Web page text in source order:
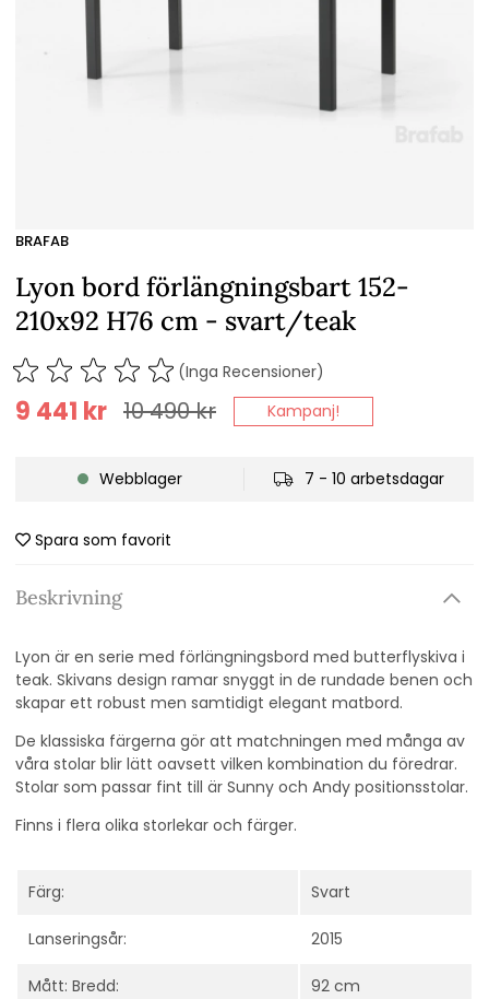
BRAFAB
Lyon bord förlängningsbart 152-
210x92 H76 cm - svart/teak
(Inga Recensioner)
10 490kr
9 441 kr Kampanj!
Webblager 7 - 10 arbetsdagar
Spara som favorit
Beskrivning
Lyon är en serie med förlängningsbord med butterflyskiva i
teak. Skivans design ramar snyggt in de rundade benen och
skapar ett robust men samtidigt elegant matbord.
De klassiska färgerna gör att matchningen med många av
våra stolar blir lätt oavsett vilken kombination du föredrar.
Stolar som passar fint till är Sunny och Andy positionsstolar.
Finns i flera olika storlekar och färger.
Färg: Svart
Lanseringsår: 2015
Mått: Bredd: 92 cm